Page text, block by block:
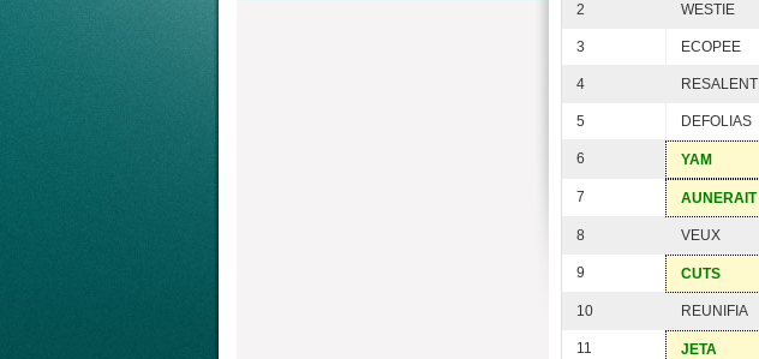
2 WESTIE
3 ECOPEE
4 RESALENT
5 DEFOLIAS
6 YAM
7 AUNERAIT
8 VEUX
9 CUTS
10 REUNIFIA
11 JETA